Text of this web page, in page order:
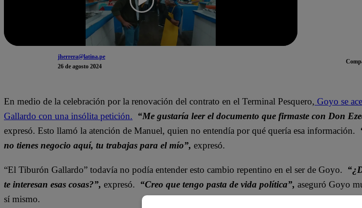
jherrera@latina.pe
26 de agosto 2024
En medio de la celebración por la renovación del contrato en el Terminal Pesquero, Goyo se
Gallardo con una insólita petición.
“Me gustaría leer el documento que firmaste con Don
expresó. Esto llamó la atención de Manuel, quien no entendía por qué quería esa información.
no tienes negocio aquí, tu trabajas para el mío”, expresó.
“El Tiburón Gallardo” todavía no podía entender esto cambio repentino en el ser de Goyo.
te interesan esas cosas?”, expresó. “Creo que tengo pasta de vida política”, aseguró Goyo
sí mismo.